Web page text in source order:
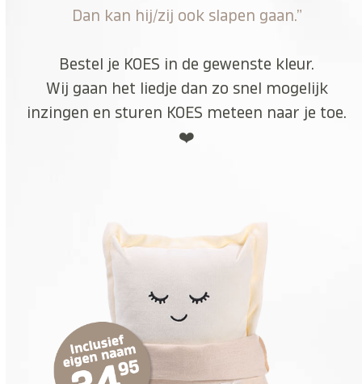
Dan kan hij/zij ook slapen gaan.”
Bestel je KOES in de gewenste kleur.
Wij gaan het liedje dan zo snel mogelijk
inzingen en sturen KOES meteen naar je toe.
❤️